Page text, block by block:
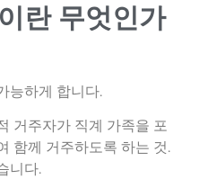
란 무엇인가
능하게 합니다.
거주자가 직계 가족을 포
함께 거주하도록 하는 것.
니다.